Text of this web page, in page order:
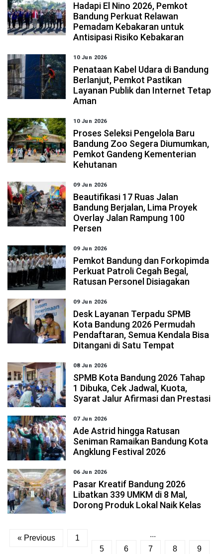
Hadapi El Nino 2026, Pemkot
Bandung Perkuat Relawan
Pemadam Kebakaran untuk
Antisipasi Risiko Kebakaran
10 Jun 2026
Penataan Kabel Udara di Bandung
Berlanjut, Pemkot Pastikan
Layanan Publik dan Internet Tetap
Aman
10 Jun 2026
Proses Seleksi Pengelola Baru
Bandung Zoo Segera Diumumkan,
Pemkot Gandeng Kementerian
Kehutanan
09 Jun 2026
Beautifikasi 17 Ruas Jalan
Bandung Berjalan, Lima Proyek
Overlay Jalan Rampung 100
Persen
09 Jun 2026
Pemkot Bandung dan Forkopimda
Perkuat Patroli Cegah Begal,
Ratusan Personel Disiagakan
09 Jun 2026
Desk Layanan Terpadu SPMB
Kota Bandung 2026 Permudah
Pendaftaran, Semua Kendala Bisa
Ditangani di Satu Tempat
08 Jun 2026
SPMB Kota Bandung 2026 Tahap
1 Dibuka, Cek Jadwal, Kuota,
Syarat Jalur Afirmasi dan Prestasi
07 Jun 2026
Ade Astrid hingga Ratusan
Seniman Ramaikan Bandung Kota
Angklung Festival 2026
06 Jun 2026
Pasar Kreatif Bandung 2026
Libatkan 339 UMKM di 8 Mal,
Dorong Produk Lokal Naik Kelas
« Previous 1
...
5
6 7 8 9